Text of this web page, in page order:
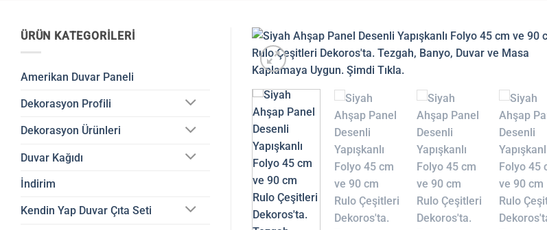
ÜRÜN KATEGORILERI
Amerikan Duvar Paneli
Dekorasyon Profili
Dekorasyon Ürünleri
Duvar Kağıdı
İndirim
Kendin Yap Duvar Çıta Seti